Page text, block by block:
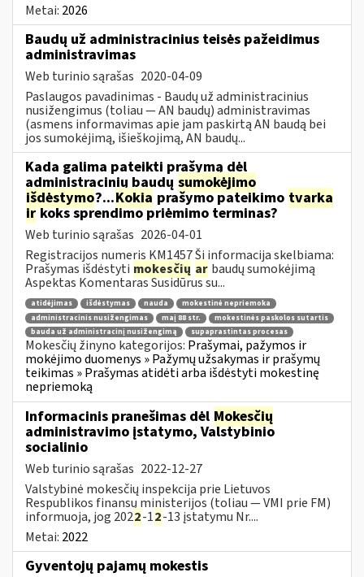
Metai: 2026
Baudų už administracinius teisės pažeidimus
administravimas
Web turinio sąrašas 2020-04-09
Paslaugos pavadinimas - Baudų už administracinius
nusižengimus (toliau — AN baudų) administravimas
(asmens informavimas apie jam paskirtą AN baudą bei
jos sumokėjimą, išieškojimą, AN baudų...
Kada galima pateikti prašymą dėl
administracinių baudų sumokėjimo
išdėstymo?...Kokia prašymo pateikimo tvarka
irkoks sprendimo priėmimo terminas?
Web turinio sąrašas 2026-04-01
Registracijos numeris KM1457 Ši informacija skelbiama:
Prašymas išdėstyti mokesčių ar baudų sumokėjimą
Aspektas Komentaras Susidūrus su...
atidėjimas išdėstymas nauda
mokestinė nepriemoka
administracinis nusižengimas
maį 88 str.
mokestinės paskolos sutartis
bauda už administracinį nusižengimą
supaprastintas procesas
Mokesčių žinyno kategorijos: Prašymai, pažymos ir
mokėjimo duomenys » Pažymų užsakymas ir prašymų
teikimas » Prašymas atidėti arba išdėstyti mokestinę
nepriemoką
Informacinis pranešimas dėl Mokesčių
administravimo įstatymo, Valstybinio
socialinio
Web turinio sąrašas 2022-12-27
Valstybinė mokesčių inspekcija prie Lietuvos
Respublikos finansų ministerijos (toliau — VMI prie FM)
informuoja, jog 2022-12-13 įstatymu Nr....
Metai: 2022
Gyventojų pajamų mokestis